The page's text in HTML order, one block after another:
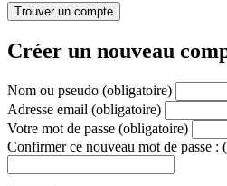
Créer un nouveau
Nom ou pseudo (obligatoire)
Adresse email (obligatoire)
Votre mot de passe (obligatoire)
Confirmer ce nouveau mot de passe :